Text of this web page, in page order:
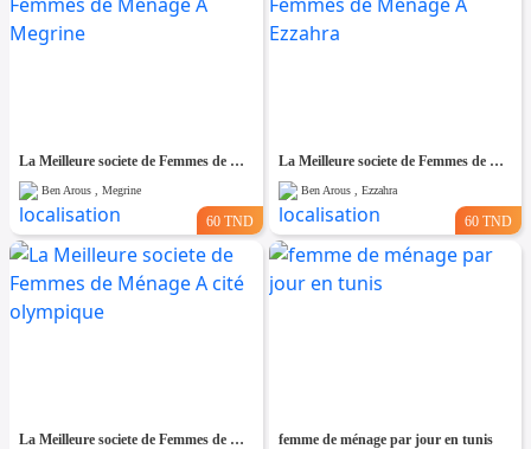
La Meilleure societe de Femmes de Ménage A Megrine
Ben Arous , Megrine
60 TND
La Meilleure societe de Femmes de Ménage A Ezzahra
Ben Arous , Ezzahra
60 TND
La Meilleure societe de Femmes de Ménage A cité olympique femme de ménage par jour en tunis